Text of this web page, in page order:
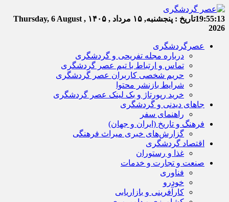
19:55:14تاریخ : پنجشنبه, ۱۵ مرداد , ۱۴۰۵
Thursday, 6 August ,
2026
عصرگردشگری
درباره مجله تفریحی و گردشگری
تماس و ارتباط با تیم عصر گردشگری
حریم شخصی کاربران عصر گردشگری
شرایط بازنشر محتوا
خرید رپورتاژ و بک لینک عصر گردشگری
جاهای دیدنی و گردشگری
راهنمای سفر
فرهنگ و تاریخ (ایران و جهان)
گزارش‌های خبری میراث فرهنگی
اقتصاد گردشگری
غذا و رستوران
صنعت و تجارت و خدمات
فناوری
خودرو
کارآفرینی و بازاریابی